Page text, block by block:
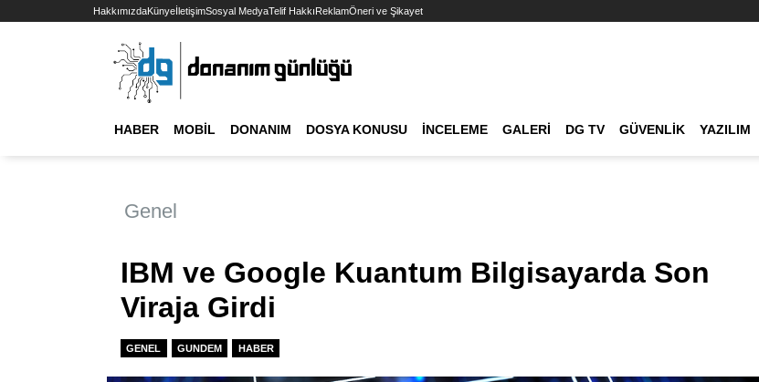
HakkımızdaKünyeİletişimSosyal MedyaTelif HakkıReklamÖneri ve Şikayet
HABER MOBIL DONANIM DOSYA KONUSU İNCELEME GALERI DG TV GÜVENLIK YAZILIM
Genel
IBM ve Google Kuantum Bilgisayarda Son
Viraja Girdi
GENEL GUNDEM HABER